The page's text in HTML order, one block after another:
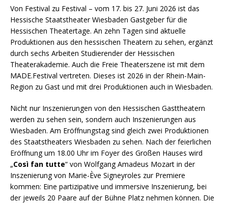
Von Festival zu Festival – vom 17. bis 27. Juni 2026 ist das
Hessische Staatstheater Wiesbaden Gastgeber für die
Hessischen Theatertage. An zehn Tagen sind aktuelle
Produktionen aus den hessischen Theatern zu sehen, ergänzt
durch sechs Arbeiten Studierender der Hessischen
Theaterakademie. Auch die Freie Theaterszene ist mit dem
MADE.Festival vertreten. Dieses ist 2026 in der Rhein-Main-
Region zu Gast und mit drei Produktionen auch in Wiesbaden.
Nicht nur Inszenierungen von den Hessischen Gasttheatern
werden zu sehen sein, sondern auch Inszenierungen aus
Wiesbaden. Am Eröffnungstag sind gleich zwei Produktionen
des Staatstheaters Wiesbaden zu sehen. Nach der feierlichen
Eröffnung um 18.00 Uhr im Foyer des Großen Hauses wird
„Così fan tutte“ von Wolfgang Amadeus Mozart in der
Inszenierung von Marie-Ève Signeyroles zur Premiere
kommen: Eine partizipative und immersive Inszenierung, bei
der jeweils 20 Paare auf der Bühne Platz nehmen können. Die